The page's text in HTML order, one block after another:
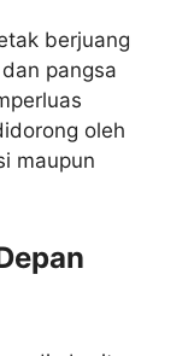
berjuang
pangsa
oleh
maupun